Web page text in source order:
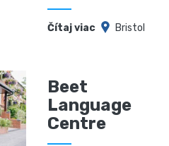
Čítaj viac Bristol
Beet
Language
Centre